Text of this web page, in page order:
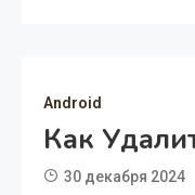
Android
Как
30 декабря 2024